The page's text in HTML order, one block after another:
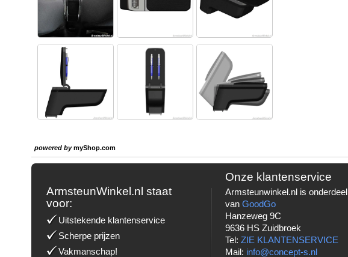
powered bymyShop.com
ArmsteunWinkel.nl staat
voor:
Uitstekende klantenservice
Scherpe prijzen
Vakmanschap!
Onze klantenservice
Armsteunwinkel.nl is onderdeel
vanGoodGo
Hanzeweg 9C
9636 HS Zuidbroek
Tel:ZIE KLANTENSERVICE
Mail: info@concept-s.nl